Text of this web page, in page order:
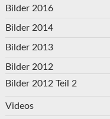
Bilder 2016
Bilder 2014
Bilder 2013
Bilder 2012
Bilder 2012 Teil 2
Videos